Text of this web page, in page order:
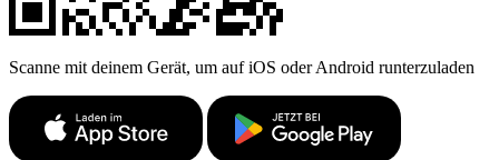
Scanne mit deinem Gerät, um auf iOS oder Android runterzuladen